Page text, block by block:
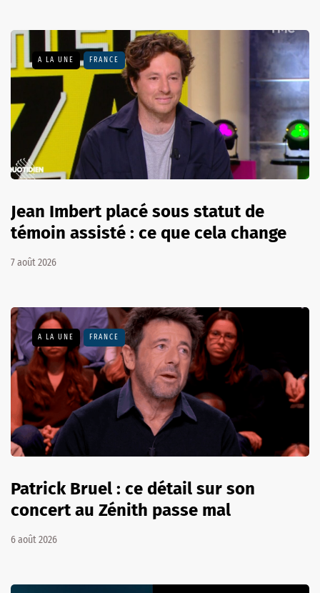
A LA UNE FRANCE
Jean Imbert placé sous statut de
témoin assisté : ce que cela change
7 août 2026
A LA UNE FRANCE
Patrick Bruel : ce détail sur son
concert au Zénith passe mal
6 août 2026